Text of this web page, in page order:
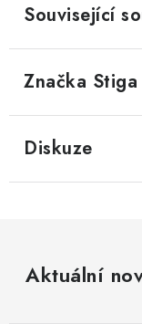
Související
Značka Stiga
Diskuze
Aktuální